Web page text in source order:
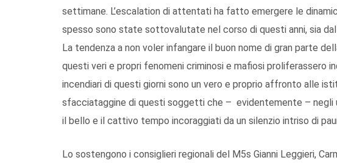
settimane. L’escalation di attentati ha fatto emergere le
spesso sono state sottovalutate nel corso di questi anni, sia
La tendenza a non voler infangare il buon nome di gran parte
questi veri e propri fenomeni criminosi e mafiosi proliferassero
incendiari di questi giorni sono un vero e proprio affronto alle
sfacciataggine di questi soggetti che – evidentemente – negli
il bello e il cattivo tempo incoraggiati da un silenzio intriso di
Lo sostengono i consiglieri regionali del M5s Gianni Leggieri,